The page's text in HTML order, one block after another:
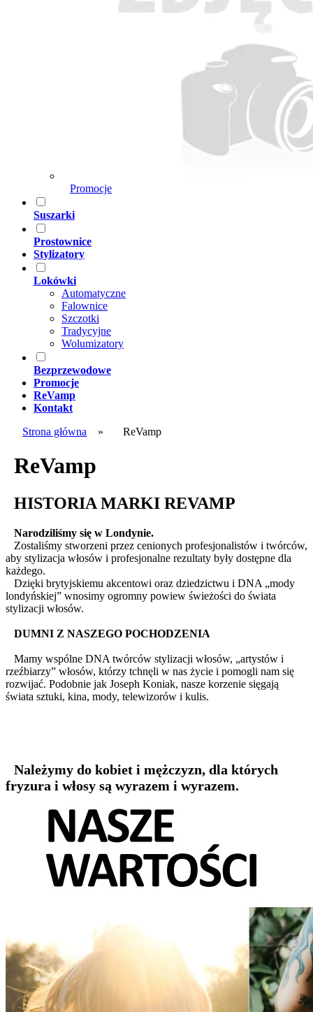
Promocje
Suszarki
Prostownice
Stylizatory
Lokówki
Automatyczne
Falownice
Szczotki
Tradycyjne
Wolumizatory
Bezprzewodowe
Promocje
ReVamp
Kontakt
Strona główna
» ReVamp
ReVamp
HISTORIA MARKI REVAMP
Narodziliśmy się w Londynie.
Zostaliśmy stworzeni przez cenionych profesjonalistów i twórców,
aby stylizacja włosów i profesjonalne rezultaty były dostępne dla
każdego.
Dzięki brytyjskiemu akcentowi oraz dziedzictwu i DNA „mody
londyńskiej” wnosimy ogromny powiew świeżości do świata
stylizacji włosów.
DUMNI Z NASZEGO POCHODZENIA
Mamy wspólne DNA twórców stylizacji włosów, „artystów i
rzeźbiarzy” włosów, którzy tchnęli w nas życie i pomogli nam się
rozwijać. Podobnie jak Joseph Koniak, nasze korzenie sięgają
świata sztuki, kina, mody, telewizorów i kulis.
Należymy do kobiet i mężczyzn, dla których
fryzura i włosy są wyrazem i wyrazem.